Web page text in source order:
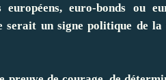
euro-bonds ou
serait un signe politique de la